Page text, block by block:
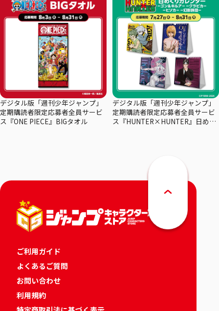
デジタル版「週刊少年ジャンプ」
定期購読者限定応募者全員サービ
ス『ONE PIECE』BIGタオル
デジタル版「週刊少年ジャンプ」
定期購読者限定応募者全員サービ
ス『HUNTER×HUNTER』日めく
ご利用ガイド
よくあるご質問
お問い合わせ
利用規約